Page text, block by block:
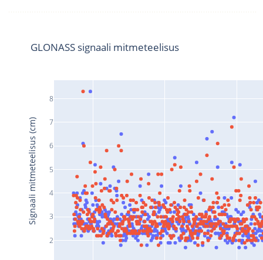
2
3
4
5
6
7
8
GLONASS signaali mitmeteelisus
Signaali mitmeteelisus (cm)